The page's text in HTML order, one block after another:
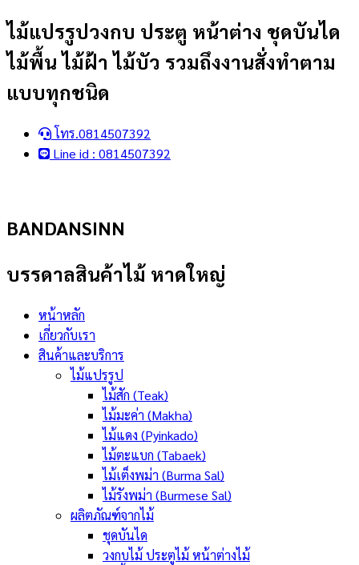
Skip
content
ไม้แปรรูปวงกบ ประตู หน้าต่าง ชุดบันได
ไม้พื้น ไม้ฝ้า ไม้บัว รวมถึงงานสั่งทำตาม
แบบทุกชนิด
โทร.0814507392
Line id : 0814507392
BANDANSINN
บรรดาลสินค้าไม้ หาดใหญ่
หน้าหลัก
เกี่ยวกับเรา
สินค้าและบริการ
ไม้แปรรูป
ไม้สัก (Teak)
ไม้มะค่า (Makha)
ไม้แดง (Pyinkado)
ไม้ตะแบก (Tabaek)
ไม้เต็งพม่า (Burma Sal)
ไม้รังพม่า (Burmese Sal)
ผลิตภัณฑ์จากไม้
ชุดบันได
วงกบไม้ ประตูไม้ หน้าต่างไม้